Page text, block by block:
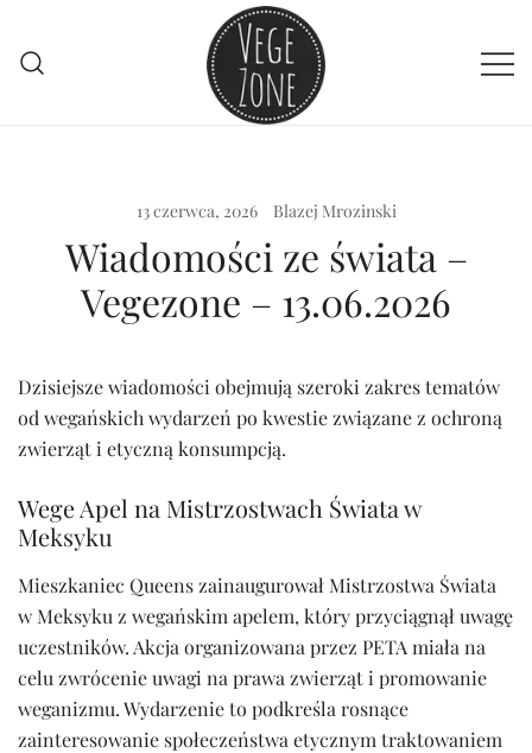
treści
13 czerwca, 2026 Blazej Mrozinski
Wiadomości ze świata –
Vegezone – 13.06.2026
Dzisiejsze wiadomości obejmują szeroki zakres tematów
od wegańskich wydarzeń po kwestie związane z ochroną
zwierząt i etyczną konsumpcją.
Wege Apel na Mistrzostwach Świata w
Meksyku
Mieszkaniec Queens zainaugurował Mistrzostwa Świata
w Meksyku z wegańskim apelem, który przyciągnął uwagę
uczestników. Akcja organizowana przez PETA miała na
celu zwrócenie uwagi na prawa zwierząt i promowanie
weganizmu. Wydarzenie to podkreśla rosnące
zainteresowanie społeczeństwa etycznym traktowaniem